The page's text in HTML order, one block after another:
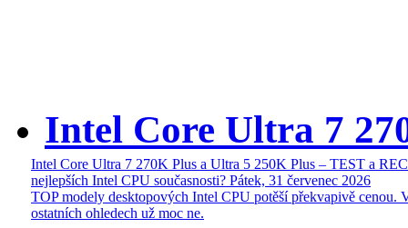
Intel Core Ultra 7
Intel Core Ultra 7 270K Plus a Ultra 5 250K Plus – TEST a
nejlepších Intel CPU současnosti? Pátek, 31 červenec 2026
TOP modely desktopových Intel CPU potěší překvapivě cenou.
ostatních ohledech už moc ne.